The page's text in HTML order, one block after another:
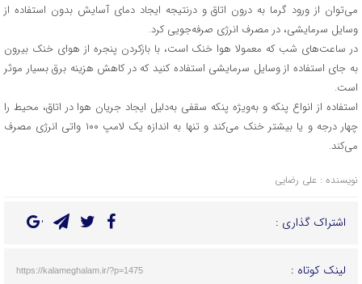
می‌توان از ورود گرما به درون اتاق و درنتیجه ایجاد دمای آسایش بدون استفاده از
وسایل سرمایشی، در مصرف انرژی صرفه‌جویی کرد.
در ساعت‌های شب که معمولا هوا خنک است، با بازکردن پنجره از هوای خنک بیرون
به جای استفاده از وسایل سرمایشی استفاده کنید که در کاهش هزینه برق بسیار موثر
است.
استفاده از انواع پنکه و به‌ویژه پنکه سقفی به‌دلیل ایجاد جریان هوا در اتاق، محیط را
چهار درجه و یا بیشتر خنک می‌کند و تنها به اندازه یک لامپ ۱۰۰ واتی انرژی مصرف
می‌کند.
نویسنده : علی رضایی
اشتراک گذاری :
لینک کوتاه : https://kalameghalam.ir/?p=1475